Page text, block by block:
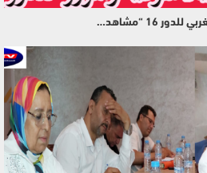
16 “مشاهد…